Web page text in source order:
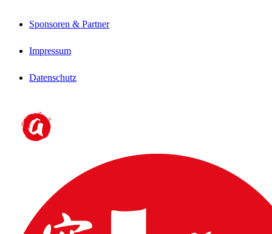
Sponsoren & Partner
Impressum
Datenschutz